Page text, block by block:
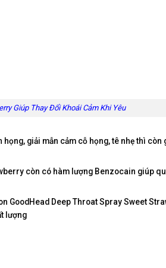
Giúp Thay Đổi Khoái Cảm Khi Yêu
giải mẫn cảm cỗ họng, tê nhẹ thì còn
còn có hàm lượng Benzocain giúp
GoodHead Deep Throat Spray Sweet
lượng